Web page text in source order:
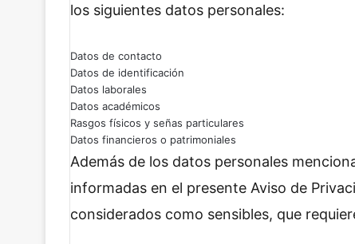
los siguientes datos personales:
Datos de contacto
Datos de identificación
Datos laborales
Datos académicos
Rasgos físicos y señas particulares
Datos financieros o patrimoniales
Además de los datos personales
informadas en el presente Aviso de
considerados como sensibles, que